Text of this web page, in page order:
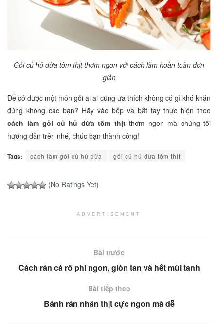
Gỏi củ hủ dừa tôm thịt thơm ngon với cách làm hoàn toàn đơn
giản
Để có được một món gỏi ai ai cũng ưa thích không có gì khó khăn
đúng không các bạn? Hãy vào bếp và bắt tay thực hiện theo
cách làm gỏi củ hủ dừa tôm thịtthơm ngon mà chúng tôi
hướng dẫn trên nhé, chúc bạn thành công!
Tags: cách làm gỏi củ hủ dừa gỏi củ hủ dừa tôm thịt
(No Ratings Yet)
ADVERTISEMENT
Bài trước
Cách rán cá rô phi ngon, giòn tan và hết mùi tanh
Bài tiếp theo
Bánh rán nhân thịt cực ngon mà dễ